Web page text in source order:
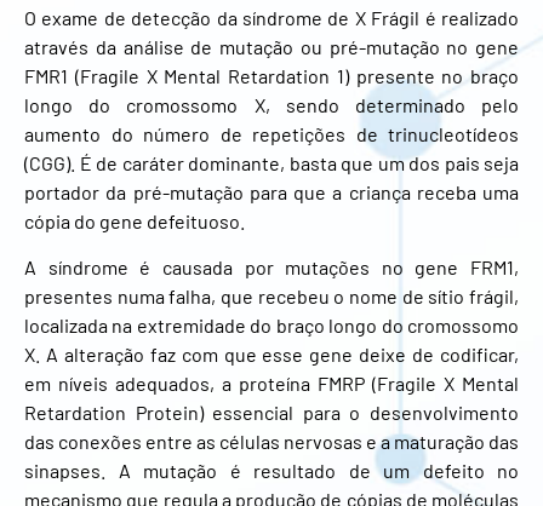
O exame de detecção da síndrome de X Frágil é realizado
através da análise de mutação ou pré-mutação no gene
FMR1 (Fragile X Mental Retardation 1) presente no braço
longo do cromossomo X, sendo determinado pelo
aumento do número de repetições de trinucleotídeos
(CGG). É de caráter dominante, basta que um dos pais seja
portador da pré-mutação para que a criança receba uma
cópia do gene defeituoso.
A síndrome é causada por mutações no gene FRM1,
presentes numa falha, que recebeu o nome de sítio frágil,
localizada na extremidade do braço longo do cromossomo
X. A alteração faz com que esse gene deixe de codificar,
em níveis adequados, a proteína FMRP (Fragile X Mental
Retardation Protein) essencial para o desenvolvimento
das conexões entre as células nervosas e a maturação das
sinapses. A mutação é resultado de um defeito no
mecanismo que regula a produção de cópias de moléculas